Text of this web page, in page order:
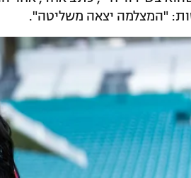
"המצלמה יצאה משליטה".